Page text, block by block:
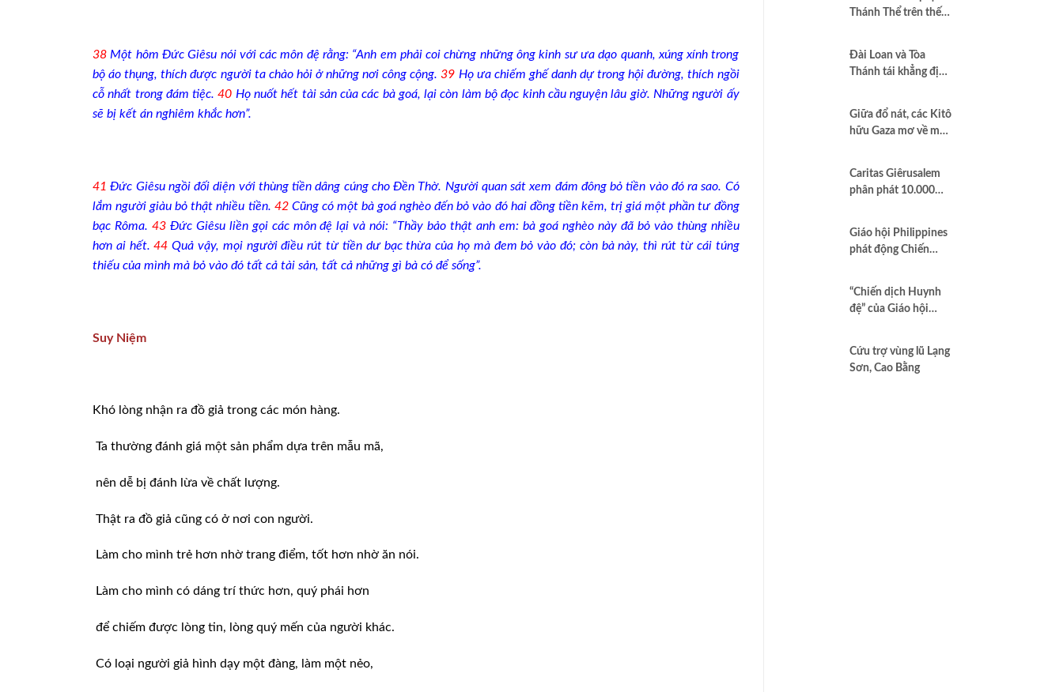
38 Một hôm Ðức Giêsu nói với các môn đệ rằng: “Anh em phải coi chừng những ông kinh sư ưa dạo quanh, xúng xính trong
bộ áo thụng, thích được người ta chào hỏi ở những nơi công cộng.39 Họ ưa chiếm ghế danh dự trong hội đường, thích ngồi
cỗ nhất trong đám tiệc.40 Họ nuốt hết tài sản của các bà goá, lại còn làm bộ đọc kinh cầu nguyện lâu giờ. Những người ấy
sẽ bị kết án nghiêm khắc hơn”.
41 Ðức Giêsu ngồi đối diện với thùng tiền dâng cúng cho Ðền Thờ. Người quan sát xem đám đông bỏ tiền vào đó ra sao. Có
lắm người giàu bỏ thật nhiều tiền. 42Cũng có một bà goá nghèo đến bỏ vào đó hai đồng tiền kẽm, trị giá một phần tư đồng
bạc Rôma. 43Ðức Giêsu liền gọi các môn đệ lại và nói: “Thầy bảo thật anh em: bà goá nghèo này đã bỏ vào thùng nhiều
hơn ai hết.44Quả vậy, mọi người điều rút từ tiền dư bạc thừa của họ mà đem bỏ vào đó; còn bà này, thì rút từ cái túng
thiếu của mình mà bỏ vào đó tất cả tài sản, tất cả những gì bà có để sống”.
Suy Niệm
Khó lòng nhận ra đồ giả trong các món hàng.
Ta thường đánh giá một sản phẩm dựa trên mẫu mã,
nên dễ bị đánh lừa về chất lượng.
Thật ra đồ giả cũng có ở nơi con người.
Làm cho mình trẻ hơn nhờ trang điểm, tốt hơn nhờ ăn nói.
Làm cho mình có dáng trí thức hơn, quý phái hơn
để chiếm được lòng tin, lòng quý mến của người khác.
Có loại người giả hình dạy một đàng, làm một nẻo,
Thánh Thể trên thế
Đài Loan và Tòa
Thánh tái khẳng định
hòa bình và dân chủ
Giữa đổ nát, các Kitô
hữu Gaza mơ về một
Caritas Giêrusalem
phân phát 10.000
tại Dải Gaza
Giáo hội Philippines
phát động Chiến
chống tham nhũng
và cầu nguyện cho
quốc gia
“Chiến dịch Huynh
đệ” của Giáo hội
cao nhất của Bác ái
Cứu trợ vùng lũ Lạng
Sơn, Cao Bằng